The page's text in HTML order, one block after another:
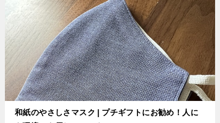
和紙のやさしさマスク | プチギフトにお勧め！人に